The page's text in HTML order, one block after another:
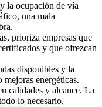
la ocupación de vía
una mala
prioriza empresas que
y que ofrezcan
disponibles y la
energéticas.
calidades y alcance. La
lo necesario.